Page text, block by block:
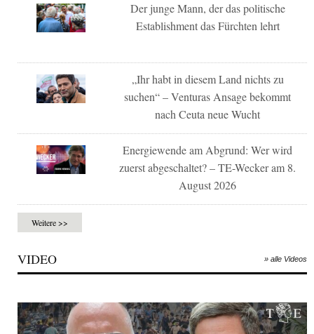
Der junge Mann, der das politische
Establishment das Fürchten lehrt
„Ihr habt in diesem Land nichts zu
suchen“ – Venturas Ansage bekommt
nach Ceuta neue Wucht
Energiewende am Abgrund: Wer wird
zuerst abgeschaltet? – TE-Wecker am 8.
August 2026
Weitere >>
VIDEO » alle Videos